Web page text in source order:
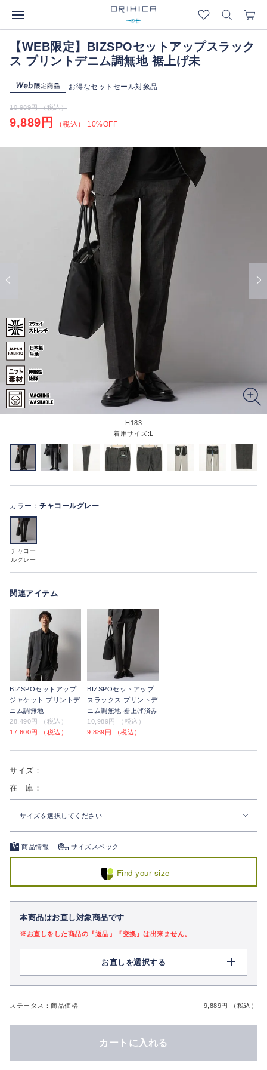
【WEB限定】BIZSPOセットアップスラック
ス プリントデニム調無地 裾上げ未
お得なセットセール対象品
10,989円 （税込）
9,889円 （税込） 10%OFF
H183
着用サイズ:L
カラー： チャコールグレー
チャコー
ルグレー
関連アイテム
BIZSPOセットアップ
ジャケット プリントデ
ニム調無地
28,490円 （税込）
17,600円 （税込）
BIZSPOセットアップ
スラックス プリントデ
ニム調無地 裾上げ済み
10,989円 （税込）
9,889円 （税込）
サイズ：
在 庫：
サイズを選択してください
商品情報 サイズスペック
Find your size
本商品はお直し対象商品です
※お直しをした商品の『返品』『交換』は出来ません。
お直しを選択する
ステータス：商品価格 9,889円 （税込）
カートに入れる